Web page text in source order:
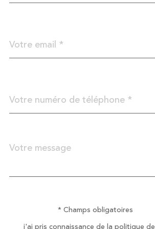
*
*
Fieldset
défaut
Message
*
Validation* Champs obligatoires